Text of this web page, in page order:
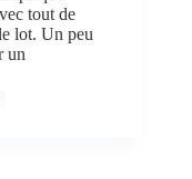
tout de
lot. Un peu
un